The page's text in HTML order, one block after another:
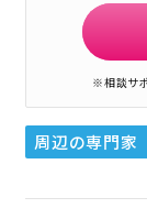
※相談サ
周辺の専門家